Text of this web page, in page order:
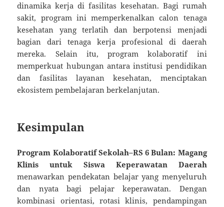
dinamika kerja di fasilitas kesehatan. Bagi rumah
sakit, program ini memperkenalkan calon tenaga
kesehatan yang terlatih dan berpotensi menjadi
bagian dari tenaga kerja profesional di daerah
mereka. Selain itu, program kolaboratif ini
memperkuat hubungan antara institusi pendidikan
dan fasilitas layanan kesehatan, menciptakan
ekosistem pembelajaran berkelanjutan.
Kesimpulan
Program Kolaboratif Sekolah–RS 6 Bulan: Magang
Klinis untuk Siswa Keperawatan Daerah
menawarkan pendekatan belajar yang menyeluruh
dan nyata bagi pelajar keperawatan. Dengan
kombinasi orientasi, rotasi klinis, pendampingan